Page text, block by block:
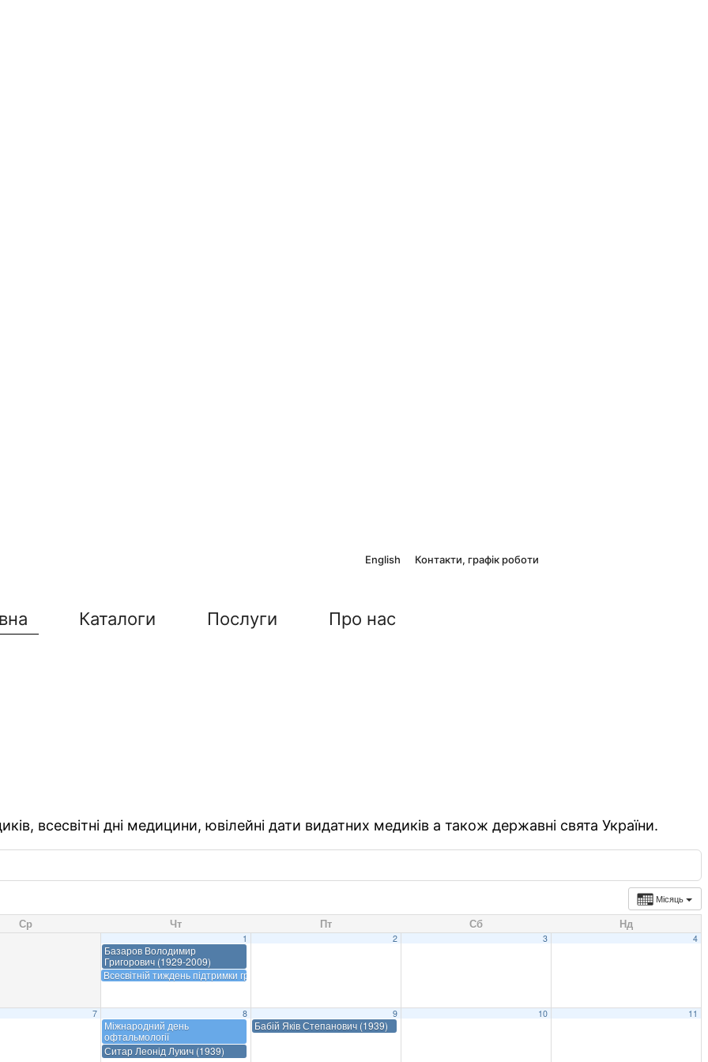
English Контакти, графік роботи
Каталоги Послуги Про нас
всесвітні дні медицини, ювілейні дати видатних медиків а також державні свята України.
Місяць
Ср Чт Пт Сб Нд
1
Базаров Володимир
Григорович (1929-2009)
Всесвітній тиждень підтримки грудного вигодовування
2 3 4
7 8
Міжнародний день
офтальмології
Ситар Леонід Лукич (1939)
9
Бабій Яків Степанович (1939)
10 11